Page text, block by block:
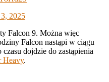
3, 2025
Falcon 9. Można więc
Falcon nastąpi w ciągu
dojdzie do zastąpienia
Heavy.